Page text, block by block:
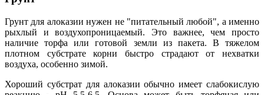
Грунт для алоказии нужен не "питательный любой", а именно
рыхлый и воздухопроницаемый. Это важнее, чем просто
наличие торфа или готовой земли из пакета. В тяжелом
плотном субстрате корни быстро страдают от нехватки
воздуха, особенно зимой.
Хороший субстрат для алоказии обычно имеет слабокислую